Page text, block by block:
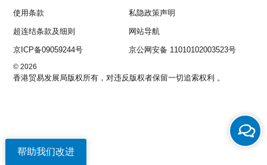
使用条款 私隐政策声明
超连结条款及细则 网站导航
京ICP备09059244号 京公网安备 11010102003523号
© 2026
香港贸易发展局版权所有，对违反版权者保留一切追索权利 。
帮助我们改进